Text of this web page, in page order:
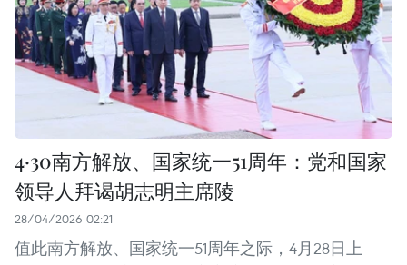
4·30南方解放、国家统一51周年：党和国家
领导人拜谒胡志明主席陵
28/04/2026 02:21
值此南方解放、国家统一51周年之际，4月28日上